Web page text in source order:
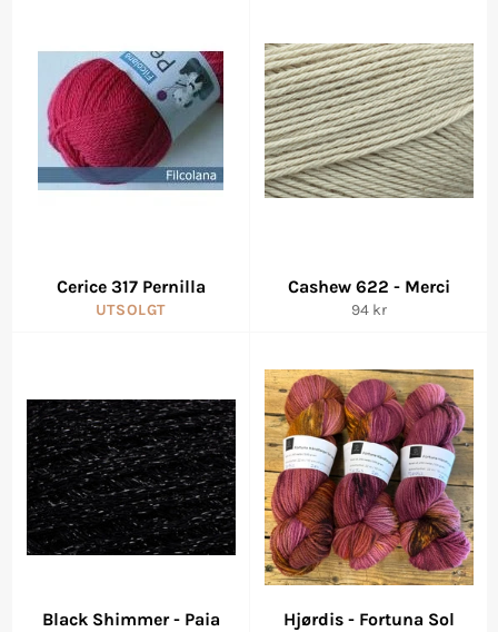
Cerice 317 Pernilla
UTSOLGT
Cashew 622 - Merci
Vanlig
94 kr
Black Shimmer - Paia
Hjørdis - Fortuna Sol